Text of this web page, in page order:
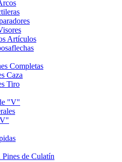
Artículos
Completas
Caza
Tiro
"V"
de Culatín